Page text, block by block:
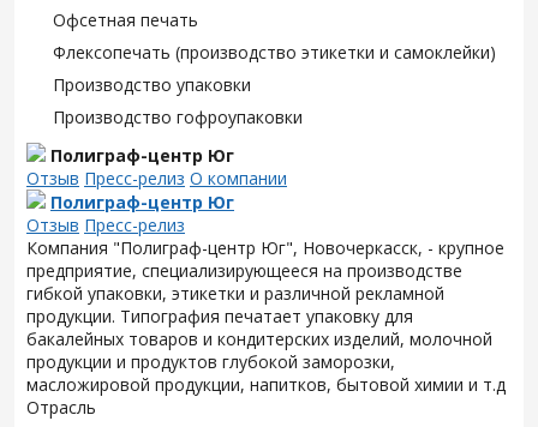
Офсетная печать
Флексопечать (производство этикетки и самоклейки)
Производство упаковки
Производство гофроупаковки
Полиграф-центр Юг
Отзыв Пресс-релиз О компании
Полиграф-центр Юг
Отзыв Пресс-релиз
Компания "Полиграф-центр Юг", Новочеркасск, - крупное
предприятие, специализирующееся на производстве
гибкой упаковки, этикетки и различной рекламной
продукции. Типография печатает упаковку для
бакалейных товаров и кондитерских изделий, молочной
продукции и продуктов глубокой заморозки,
масложировой продукции, напитков, бытовой химии и т.д
Отрасль